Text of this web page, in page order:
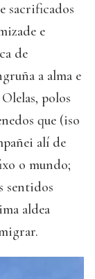
sacrificados
e
de
a alma e
polos
que (iso
alí de
o mundo;
sentidos
aldea